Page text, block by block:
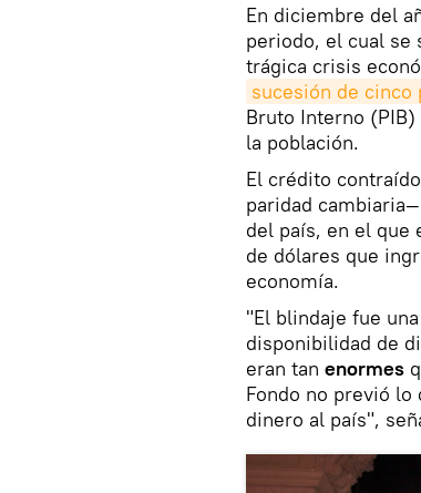
En diciembre del
periodo, el cual se
trágica crisis
sucesión de cinco
Bruto Interno
la población.
El crédito
paridad
del país, en el que
de dólares que
economía.
"El blindaje fue
disponibilidad de
eran tan enormes
Fondo no previó lo
dinero al país",